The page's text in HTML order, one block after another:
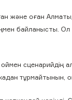
және оған
байланысты.
сценарийдің
тұрмайтынын,